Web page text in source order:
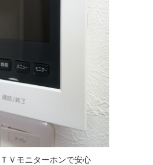
Ｖモニターホンで安心